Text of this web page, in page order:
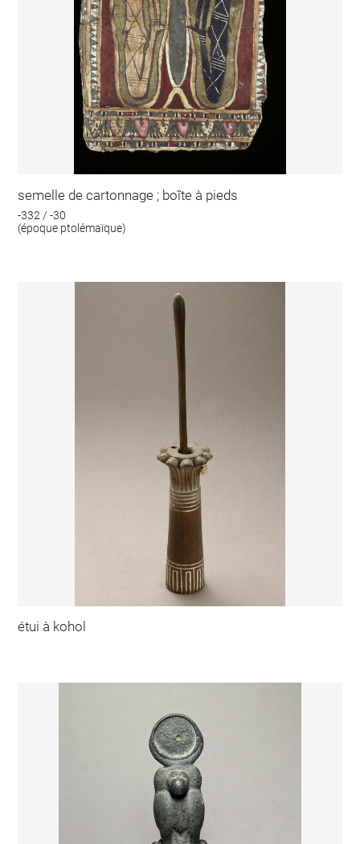
semelle de cartonnage ; boîte à pieds
-332 / -30
(époque ptolémaïque)
étui à kohol